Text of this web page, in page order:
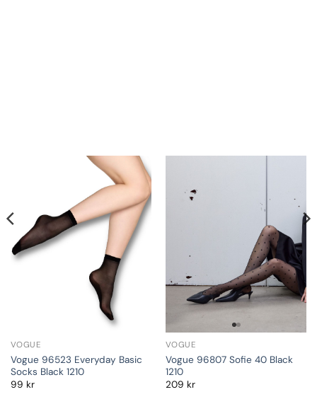
VOGUE
Vogue 96523 Everyday Basic
Socks Black 1210
99 kr
VOGUE
Vogue 96807 Sofie 40 Black
1210
209 kr